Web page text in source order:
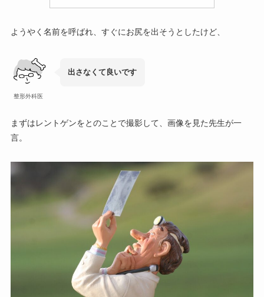
ようやく名前を呼ばれ、すぐにお尻を出そうとしたけど、
整形外科医
出さなくて良いです
まずはレントゲンをとのことで撮影して、画像を見た先生が一
言。